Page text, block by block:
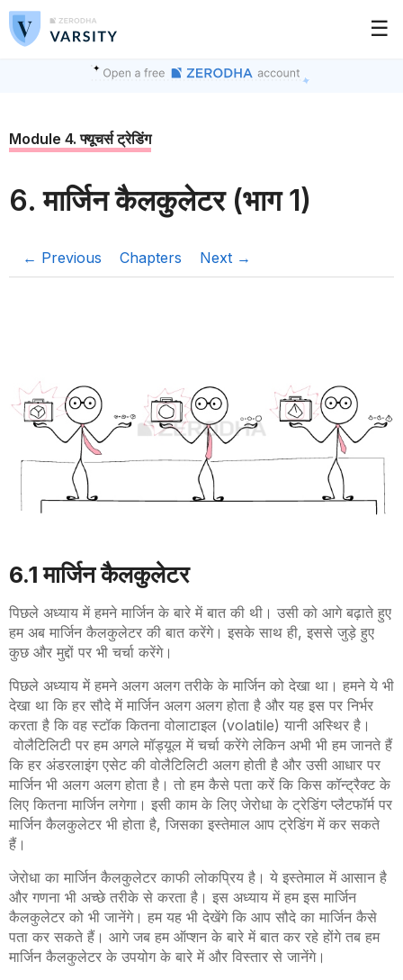
☰
Module 4. फ्यूचर्स ट्रेडिंग
6. मार्जिन कैलकुलेटर (भाग 1)
← Previous Chapters Next →
6.1मार्जिन कैलकुलेटर
पिछले अध्याय में हमने मार्जिन के बारे में बात की थी। उसी को आगे बढ़ाते हुए
हम अब मार्जिन कैलकुलेटर की बात करेंगे। इसके साथ ही, इससे जुड़े हुए
कुछ और मुद्दों पर भी चर्चा करेंगे।
पिछले अध्याय में हमने अलग अलग तरीके के मार्जिन को देखा था। हमने ये भी
देखा था कि हर सौदे में मार्जिन अलग अलग होता है और यह इस पर निर्भर
करता है कि वह स्टॉक कितना वोलाटाइल (volatile) यानी अस्थिर है ।
वोलैटिलिटी पर हम अगले मॉड्यूल में चर्चा करेंगे लेकिन अभी भी हम जानते हैं
कि हर अंडरलाइंग एसेट की वोलैटिलिटी अलग होती है और उसी आधार पर
मार्जिन भी अलग अलग होता है। तो हम कैसे पता करें कि किस कॉन्ट्रैक्ट के
लिए कितना मार्जिन लगेगा। इसी काम के लिए जेरोधा के ट्रेडिंग प्लैटफॉर्म पर
मार्जिन कैलकुलेटर भी होता है, जिसका इस्तेमाल आप ट्रेडिंग में कर सकते
हैं।
जेरोधा का मार्जिन कैलकुलेटर काफी लोकप्रिय है। ये इस्तेमाल में आसान है
और गणना भी अच्छे तरीके से करता है। इस अध्याय में हम इस मार्जिन
कैलकुलेटर को भी जानेंगे। हम यह भी देखेंगे कि आप सौदे का मार्जिन कैसे
पता कर सकते हैं। आगे जब हम ऑप्शन के बारे में बात कर रहे होंगे तब हम
मार्जिन कैलकुलेटर के उपयोग के बारे में और विस्तार से जानेंगे।